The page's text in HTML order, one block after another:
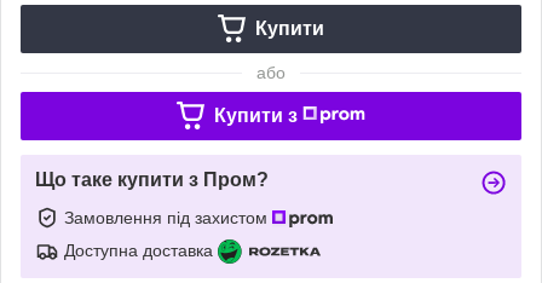
Купити
або
Купити з
Що таке купити з Пром?
Замовлення під захистом
Доступна доставка